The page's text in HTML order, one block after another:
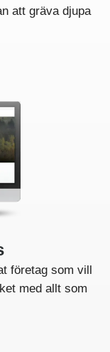
att gräva djupa
företag som vill
med allt som